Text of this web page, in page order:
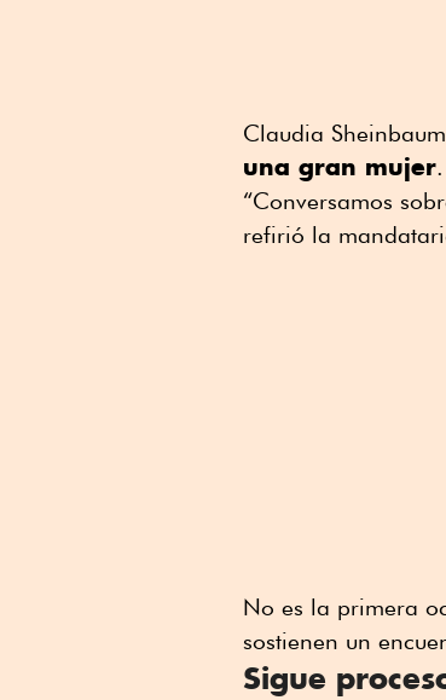
Claudia
una gran mujer.
“Conversamos
refirió la
No es la primera
sostienen un
Sigue